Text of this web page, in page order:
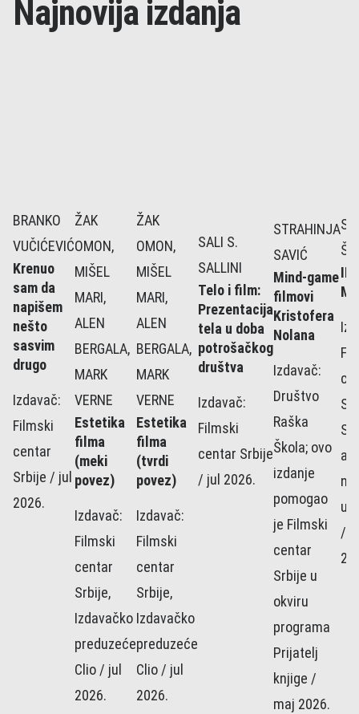
Najnovija izdanja
BRANKO
VUČIĆEVIĆ
Krenuo
sam da
napišem
nešto
sasvim
drugo
Izdavač:
Filmski
centar
Srbije / jul
2026.
ŽAK
OMON,
MIŠEL
MARI,
ALEN
BERGALA,
MARK
VERNE
Estetika
filma
(meki
povez)
Izdavač:
Filmski
centar
Srbije,
Izdavačko
preduzeće
Clio / jul
2026.
ŽAK
OMON,
MIŠEL
MARI,
ALEN
BERGALA,
MARK
VERNE
Estetika
filma
(tvrdi
povez)
Izdavač:
Filmski
centar
Srbije,
Izdavačko
preduzeće
Clio / jul
2026.
SALI S.
SALLINI
Telo i film:
Prezentacija
tela u doba
potrošačkog
društva
Izdavač:
Filmski
centar Srbije
/ jul 2026.
STRAHINJA
SAVIĆ
Mind-game
filmovi
Kristofera
Nolana
Izdavač:
Društvo
Raška
Škola; ovo
izdanje
pomogao
je Filmski
centar
Srbije u
okviru
programa
Prijatelj
knjige /
maj 2026.
IN
/